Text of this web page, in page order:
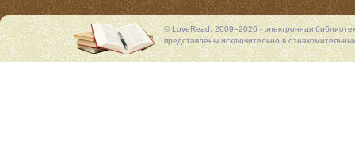
© LoveRead, 2009–2026 - электронная
представлены исключительно в